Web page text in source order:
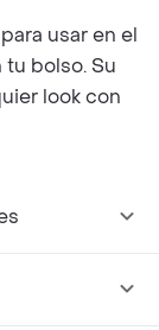
usar en el
bolso. Su
look con